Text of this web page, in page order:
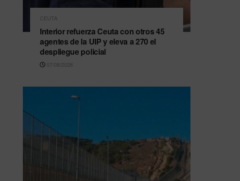
CEUTA
Interior refuerza Ceuta con otros 45
agentes de la UIP y eleva a 270 el
despliegue policial
07/08/2026